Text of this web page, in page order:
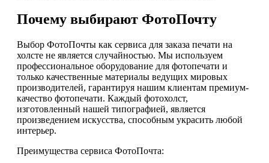
Почему выбирают ФотоПочту
Выбор ФотоПочты как сервиса для заказа печати на
холсте не является случайностью. Мы используем
профессиональное оборудование для фотопечати и
только качественные материалы ведущих мировых
производителей, гарантируя нашим клиентам премиум-
качество фотопечати. Каждый фотохолст,
изготовленный нашей типографией, является
произведением искусства, способным украсить любой
интерьер.
Преимущества сервиса ФотоПочта: